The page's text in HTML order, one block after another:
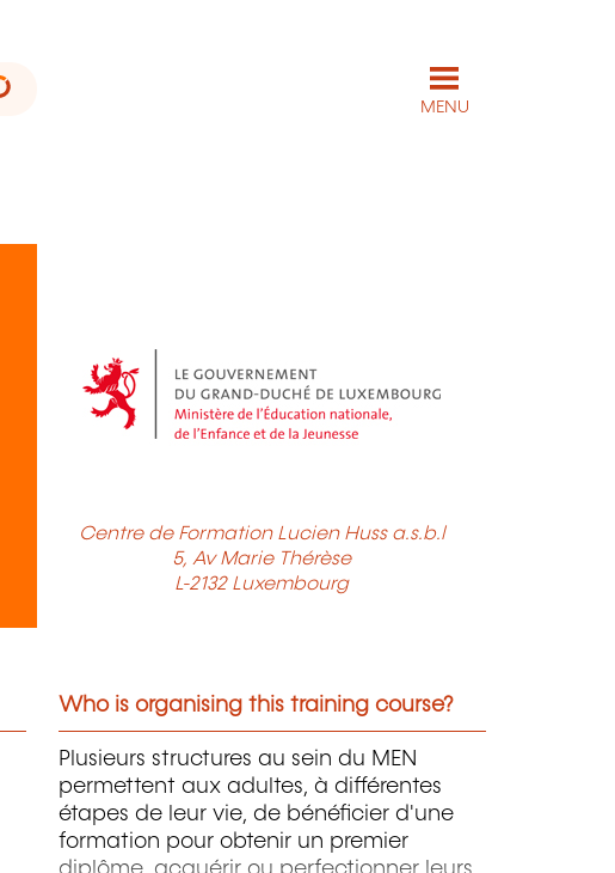
MENU
Centre de Formation Lucien Huss a.s.b.l
5, Av Marie Thérèse
L-2132 Luxembourg
Who is organising this training course?
Plusieurs structures au sein du MEN
permettent aux adultes, à différentes
étapes de leur vie, de bénéficier d'une
formation pour obtenir un premier